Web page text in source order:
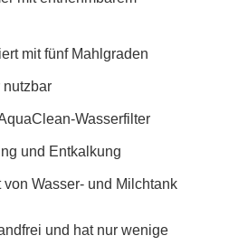
mit fünf Mahlgraden
nutzbar
Wasserfilter
und Entkalkung
Wasser- und Milchtank
und hat nur wenige